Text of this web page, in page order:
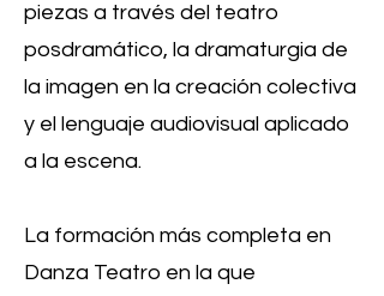
piezas a través del teatro
posdramático, la dramaturgia de
la imagen en la creación colectiva
y el lenguaje audiovisual aplicado
a la escena.
La formación más completa en
Danza Teatro en la que